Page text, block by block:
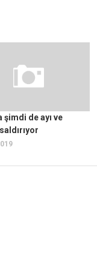
şimdi de ayı ve